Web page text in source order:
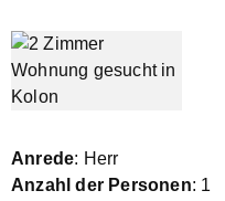
Anrede: Herr
Anzahl der Personen: 1